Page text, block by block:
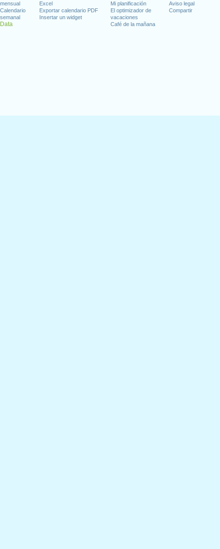
mensual
Calendario
semanal
Data
Excel
Exportar calendario PDF
Insertar un widget
Mi planificación
El optimizador de
vacaciones
Café de la mañana
Aviso legal
Compartir